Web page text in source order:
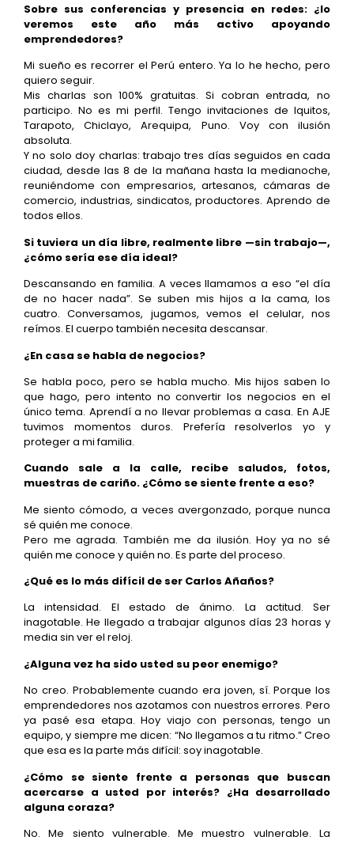
Sobre sus conferencias y presencia en redes: ¿lo
veremos este año más activo apoyando
emprendedores?
Mi sueño es recorrer el Perú entero. Ya lo he hecho, pero
quiero seguir.
Mis charlas son 100% gratuitas. Si cobran entrada, no
participo. No es mi perfil. Tengo invitaciones de Iquitos,
Tarapoto, Chiclayo, Arequipa, Puno. Voy con ilusión
absoluta.
Y no solo doy charlas: trabajo tres días seguidos en cada
ciudad, desde las 8 de la mañana hasta la medianoche,
reuniéndome con empresarios, artesanos, cámaras de
comercio, industrias, sindicatos, productores. Aprendo de
todos ellos.
Si tuviera un día libre, realmente libre —sin trabajo—,
¿cómo sería ese día ideal?
Descansando en familia. A veces llamamos a eso “el día
de no hacer nada”. Se suben mis hijos a la cama, los
cuatro. Conversamos, jugamos, vemos el celular, nos
reímos. El cuerpo también necesita descansar.
¿En casa se habla de negocios?
Se habla poco, pero se habla mucho. Mis hijos saben lo
que hago, pero intento no convertir los negocios en el
único tema. Aprendí a no llevar problemas a casa. En AJE
tuvimos momentos duros. Prefería resolverlos yo y
proteger a mi familia.
Cuando sale a la calle, recibe saludos, fotos,
muestras de cariño. ¿Cómo se siente frente a eso?
Me siento cómodo, a veces avergonzado, porque nunca
sé quién me conoce.
Pero me agrada. También me da ilusión. Hoy ya no sé
quién me conoce y quién no. Es parte del proceso.
¿Qué es lo más difícil de ser Carlos Añaños?
La intensidad. El estado de ánimo. La actitud. Ser
inagotable. He llegado a trabajar algunos días 23 horas y
media sin ver el reloj.
¿Alguna vez ha sido usted su peor enemigo?
No creo. Probablemente cuando era joven, sí. Porque los
emprendedores nos azotamos con nuestros errores. Pero
ya pasé esa etapa. Hoy viajo con personas, tengo un
equipo, y siempre me dicen: “No llegamos a tu ritmo.” Creo
que esa es la parte más difícil: soy inagotable.
¿Cómo se siente frente a personas que buscan
acercarse a usted por interés? ¿Ha desarrollado
alguna coraza?
No. Me siento vulnerable. Me muestro vulnerable. La